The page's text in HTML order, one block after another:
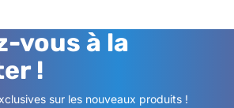
vous à la
!
sur les nouveaux produits !